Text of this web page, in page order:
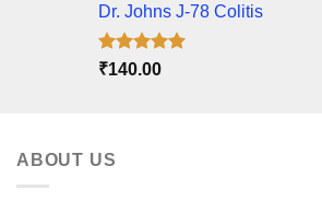
Dr. Johns J-78 Colitis
Rated5.00
₹140.00
ABOUT US